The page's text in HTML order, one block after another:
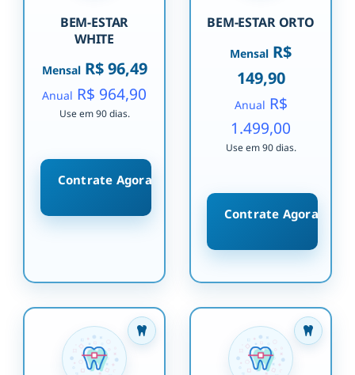
BEM-ESTAR
WHITE
MensalR$ 96,49
Anual R$ 964,90
Use em 90 dias.
Contrate Agora
BEM-ESTAR ORTO
Mensal R$
149,90
Anual R$
1.499,00
Use em 90 dias.
Contrate Agora